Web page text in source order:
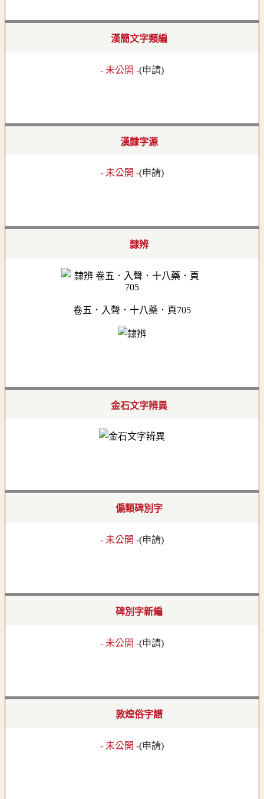
漢簡文字類編
- 未公開 -(申請)
漢隸字源
- 未公開 -(申請)
隸辨
卷五．入聲．十八藥．頁705
金石文字辨異
偏類碑別字
- 未公開 -(申請)
碑別字新編
- 未公開 -(申請)
敦煌俗字譜
- 未公開 -(申請)